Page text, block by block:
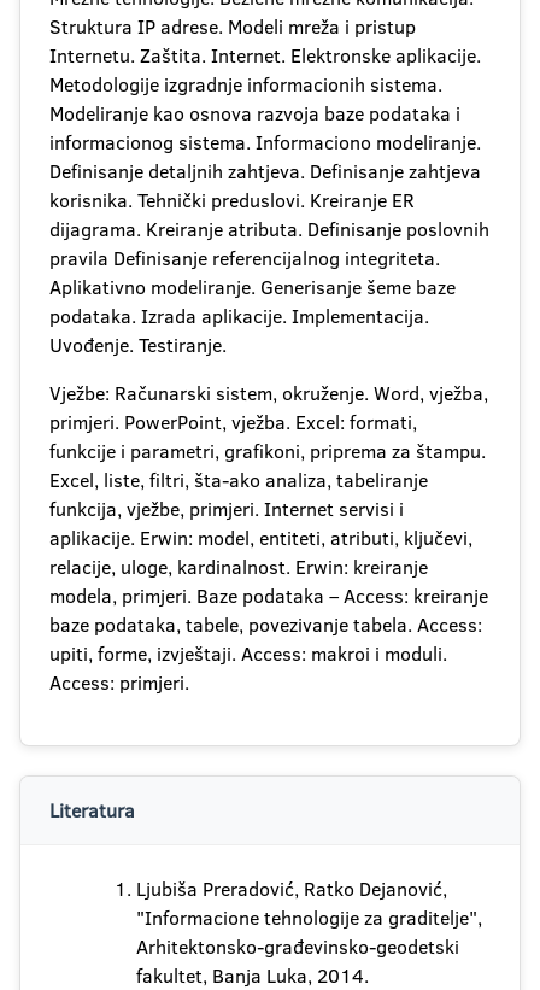
Struktura IP adrese. Modeli mreža i pristup
Internetu. Zaštita. Internet. Elektronske aplikacije.
Metodologije izgradnje informacionih sistema.
Modeliranje kao osnova razvoja baze podataka i
informacionog sistema. Informaciono modeliranje.
Definisanje detaljnih zahtjeva. Definisanje zahtjeva
korisnika. Tehnički preduslovi. Kreiranje ER
dijagrama. Kreiranje atributa. Definisanje poslovnih
pravila Definisanje referencijalnog integriteta.
Aplikativno modeliranje. Generisanje šeme baze
podataka. Izrada aplikacije. Implementacija.
Uvođenje. Testiranje.
Vježbe: Računarski sistem, okruženje. Word, vježba,
primjeri. PowerPoint, vježba. Excel: formati,
funkcije i parametri, grafikoni, priprema za štampu.
Excel, liste, filtri, šta-ako analiza, tabeliranje
funkcija, vježbe, primjeri. Internet servisi i
aplikacije. Erwin: model, entiteti, atributi, ključevi,
relacije, uloge, kardinalnost. Erwin: kreiranje
modela, primjeri. Baze podataka – Access: kreiranje
baze podataka, tabele, povezivanje tabela. Access:
upiti, forme, izvještaji. Access: makroi i moduli.
Access: primjeri.
Literatura
Ljubiša Preradović, Ratko Dejanović,
"Informacione tehnologije za graditelje",
Arhitektonsko-građevinsko-geodetski
fakultet, Banja Luka, 2014.